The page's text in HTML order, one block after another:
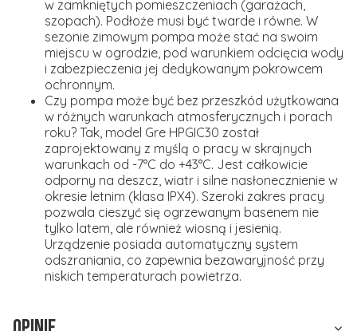
w zamkniętych pomieszczeniach (garażach,
szopach). Podłoże musi być twarde i równe. W
sezonie zimowym pompa może stać na swoim
miejscu w ogrodzie, pod warunkiem odcięcia wody
i zabezpieczenia jej dedykowanym pokrowcem
ochronnym.
Czy pompa może być bez przeszkód użytkowana
w różnych warunkach atmosferycznych i porach
roku? Tak, model Gre HPGIC30 został
zaprojektowany z myślą o pracy w skrajnych
warunkach od -7°C do +43°C. Jest całkowicie
odporny na deszcz, wiatr i silne nasłonecznienie w
okresie letnim (klasa IPX4). Szeroki zakres pracy
pozwala cieszyć się ogrzewanym basenem nie
tylko latem, ale również wiosną i jesienią.
Urządzenie posiada automatyczny system
odszraniania, co zapewnia bezawaryjność przy
niskich temperaturach powietrza.